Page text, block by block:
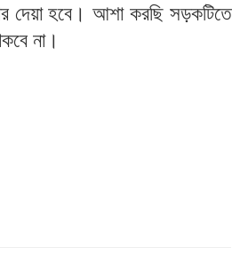
দেয়া হবে। আশা করছি সড়কটিতে
না।